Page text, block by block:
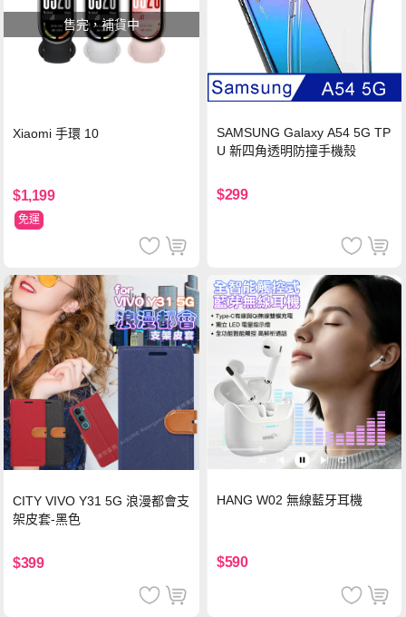
售完，補貨中
Xiaomi 手環 10
$1,199
免運
SAMSUNG Galaxy A54 5G TP
U 新四角透明防撞手機殼
$299
CITY VIVO Y31 5G 浪漫都會支
架皮套-黑色
$399
HANG W02 無線藍牙耳機
$590